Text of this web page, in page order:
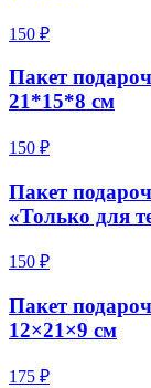
150 ₽
Пакет
21*15*8 см
150 ₽
Пакет
«Только для
150 ₽
Пакет
12×21×9 см
175 ₽